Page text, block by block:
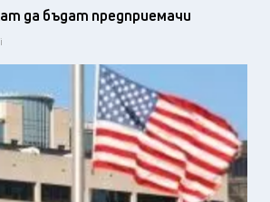
да бъдат предприемачи